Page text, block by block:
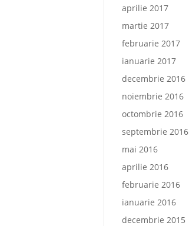
aprilie 2017
martie 2017
februarie 2017
ianuarie 2017
decembrie 2016
noiembrie 2016
octombrie 2016
septembrie 2016
mai 2016
aprilie 2016
februarie 2016
ianuarie 2016
decembrie 2015